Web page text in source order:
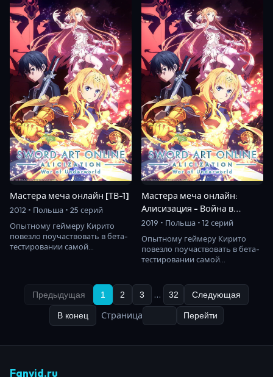
Мастера меча онлайн [ТВ-1]
2012 • Польша • 25 серий
Опытному геймеру Кирито
повезло поучаствовать в бета-
тестировании самой
Мастера меча онлайн:
Алисизация - Война в
Подмирье [ТВ-1]
2019 • Польша • 12 серий
Опытному геймеру Кирито
повезло поучаствовать в бета-
тестировании самой
Предыдущая
1 2 3 … 32 Следующая
В конец Страница Перейти
Fanvid.ru